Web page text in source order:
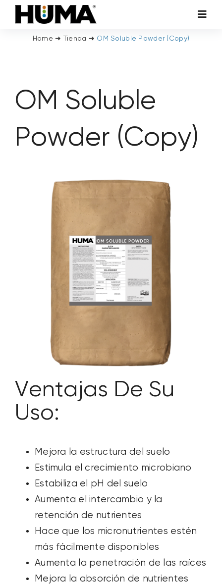
Skip
content
AGRICULTURA
ADITIVOS TECNOLÓGICOS
HUMA MEDIOAMBIENTAL
SOSTENIBILIDAD
SOBRE NOSOTROS
Home ➜ Tienda ➜ OM Soluble Powder (Copy)
OM Soluble
Powder (Copy)
Ventajas De Su
Uso:
Mejora la estructura del suelo
Estimula el crecimiento microbiano
Estabiliza el pH del suelo
Aumenta el intercambio y la
retención de nutrientes
Hace que los micronutrientes estén
más fácilmente disponibles
Aumenta la penetración de las raíces
Mejora la absorción de nutrientes